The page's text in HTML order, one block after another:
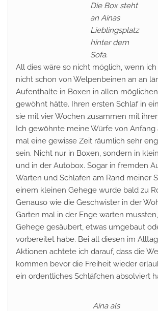
Die Box steht
an Ainas
Lieblingsplatz
hinter dem
Sofa.
All dies wäre so nicht möglich, wenn
nicht schon von Welpenbeinen an an
Aufenthalte in Boxen in allen
gewöhnt hätte. Ihren ersten Schlaf in
sie mit vier Wochen zusammen mit
Ich gewöhnte meine Würfe von Anfang
mal eine gewisse Zeit räumlich sehr
sein. Nicht nur in Boxen, sondern in
und in der Autobox. Sogar in fremden
Warten und Schlafen am Rand meiner
einem kleinen Gehege wurde bald zu
Genauso wie die Geschwister in der
Garten mal in der Enge warten
Gehege gesäubert, etwas umgebaut
vorbereitet habe. Bei all diesen im
Aktionen achtete ich darauf, dass die
kommen bevor die Freiheit wieder
ein ordentliches Schläfchen absolviert
Aina als